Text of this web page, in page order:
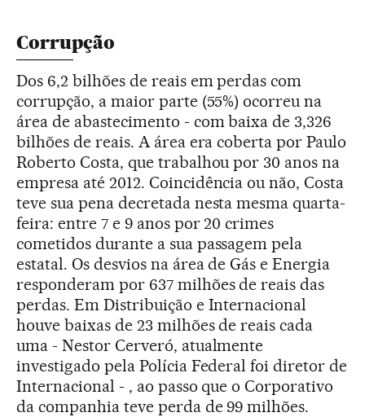
Corrupção
Dos 6,2 bilhões de reais em perdas com
corrupção, a maior parte (55%) ocorreu na
área de abastecimento - com baixa de 3,326
bilhões de reais. A área era coberta por Paulo
Roberto Costa, que trabalhou por 30 anos na
empresa até 2012. Coincidência ou não, Costa
teve sua pena decretada nesta mesma quarta-
feira: entre 7 e 9 anos por 20 crimes
cometidos durante a sua passagem pela
estatal. Os desvios na área de Gás e Energia
responderam por 637 milhões de reais das
perdas. Em Distribuição e Internacional
houve baixas de 23 milhões de reais cada
uma - Nestor Cerveró, atualmente
investigado pela Polícia Federal foi diretor de
Internacional - , ao passo que o Corporativo
da companhia teve perda de 99 milhões.